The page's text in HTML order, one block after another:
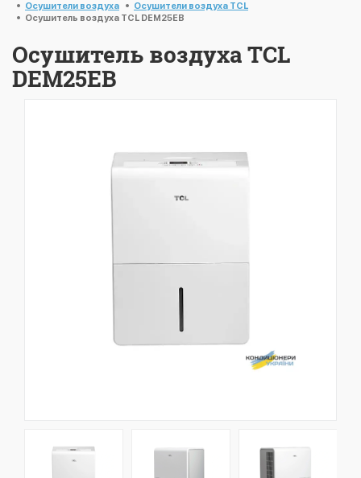
Осушители воздуха
Осушители воздуха TCL
Осушитель воздуха TCL DEM25EB
Осушитель воздуха TCL
DEM25EB